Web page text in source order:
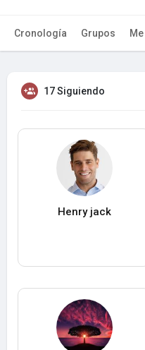
Cronología Grupos
17 Siguiendo
Henry jack